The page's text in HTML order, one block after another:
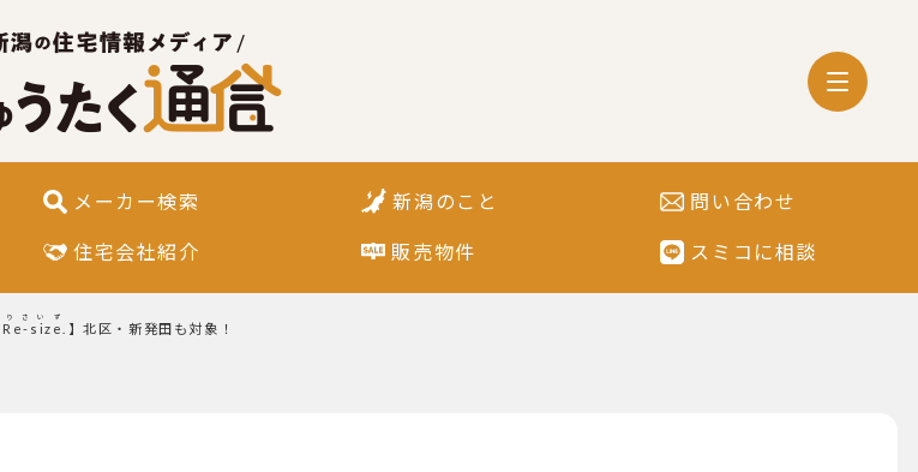
メーカー検索
住宅会社紹介
新潟のこと
販売物件
問い合わせ
スミコに相談
Re-size.
りさいず
】北区・新発田も対象！